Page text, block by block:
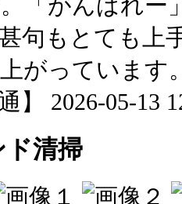
句もとても上
がっています
】 2026-05-13
ド清掃